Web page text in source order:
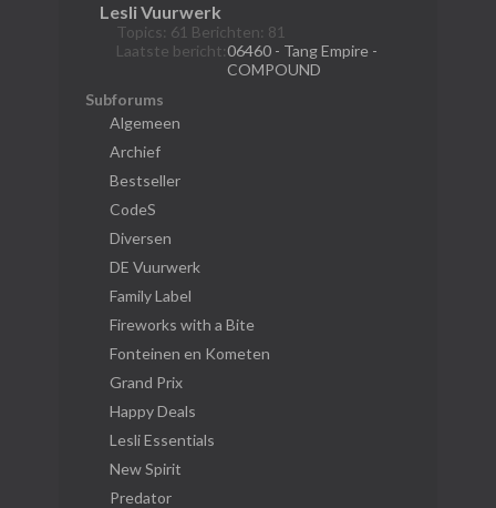
Lesli Vuurwerk
Topics: 61 Berichten: 81
Laatste bericht:06460 - Tang Empire -
COMPOUND
Subforums
Algemeen
Archief
Bestseller
CodeS
Diversen
DE Vuurwerk
Family Label
Fireworks with a Bite
Fonteinen en Kometen
Grand Prix
Happy Deals
Lesli Essentials
New Spirit
Predator